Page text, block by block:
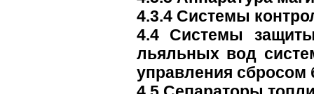
4.3.4 Системы
4.4 Системы
льяльных вод
управления